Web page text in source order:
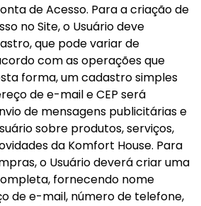
de Acesso. Para a criação de
no Site, o Usuário deve
que pode variar de
com as operações que
forma, um cadastro simples
de e-mail e CEP será
de mensagens publicitárias e
sobre produtos, serviços,
da Komfort House. Para
o Usuário deverá criar uma
fornecendo nome
de e-mail, número de telefone,